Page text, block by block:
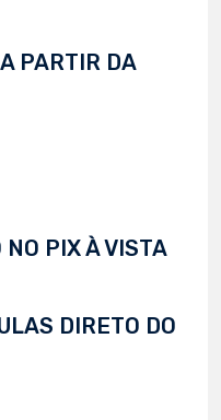
PARTIR DA
PIX À VISTA
DIRETO DO